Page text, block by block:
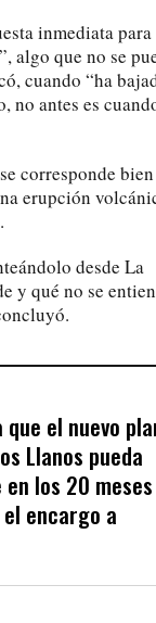
inmediata para
algo que no se
cuando “ha
no antes es
corresponde
erupción
desde La
y qué no se
que el nuevo
Llanos pueda
los 20 meses
encargo a